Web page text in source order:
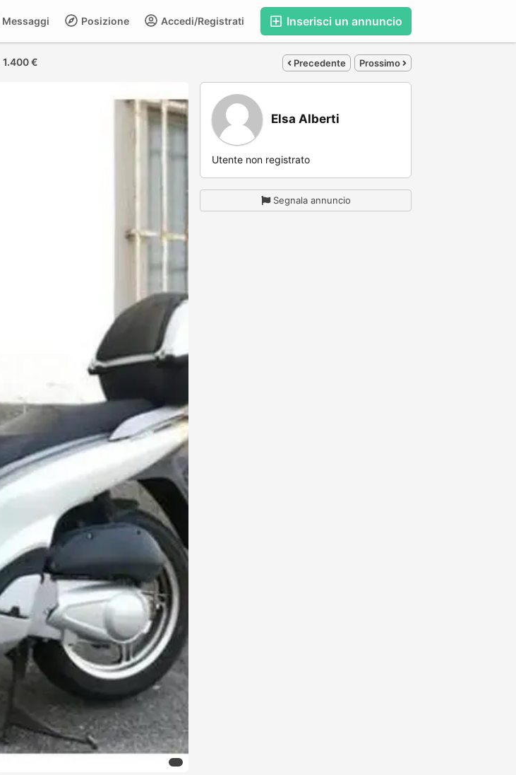
Inserisci un annuncio
Accedi/Registrati
Posizione
Messaggi
1.400 € Precedente Prossimo
Elsa Alberti
Utente non registrato
Segnala annuncio